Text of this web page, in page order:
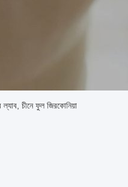
ল্যাব, চীনে ফুল জিরকোনিয়া